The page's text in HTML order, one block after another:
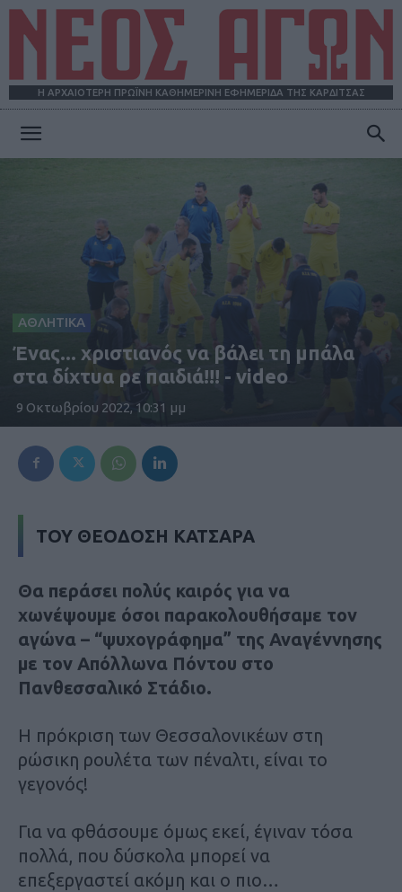
Η ΑΡΧΑΙΟΤΕΡΗ ΠΡΩΪΝΗ ΚΑΘΗΜΕΡΙΝΗ ΕΦΗΜΕΡΙΔΑ ΤΗΣ ΚΑΡΔΙΤΣΑΣ
ΑΓΩΝ
ΑΘΛΗΤΙΚΑ
Ένας... χριστιανός να βάλει τη μπάλα
στα δίχτυα ρε παιδιά!!! - video
9 Οκτωβρίου 2022, 10:31 μμ
ΤΟΥ ΘΕΟΔΟΣΗ ΚΑΤΣΑΡΑ
Θα περάσει πολύς καιρός για να
χωνέψουμε όσοι παρακολουθήσαμε τον
αγώνα – “ψυχογράφημα” της Αναγέννησης
με τον Απόλλωνα Πόντου στο
Πανθεσσαλικό Στάδιο.
Η πρόκριση των Θεσσαλονικέων στη
ρώσικη ρουλέτα των πέναλτι, είναι το
γεγονός!
Για να φθάσουμε όμως εκεί, έγιναν τόσα
πολλά, που δύσκολα μπορεί να
επεξεργαστεί ακόμη και ο πιο…